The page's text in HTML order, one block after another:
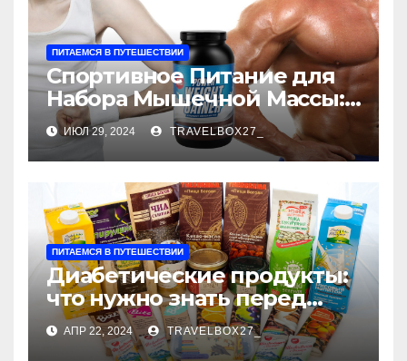
ПИТАЕМСЯ В ПУТЕШЕСТВИИ
Спортивное Питание для
Набора Мышечной Массы:
Ключ к Эффективному
Росту Мышц
ИЮЛ 29, 2024 TRAVELBOX27_
ПИТАЕМСЯ В ПУТЕШЕСТВИИ
Диабетические продукты:
что нужно знать перед
покупкой
АПР 22, 2024 TRAVELBOX27_